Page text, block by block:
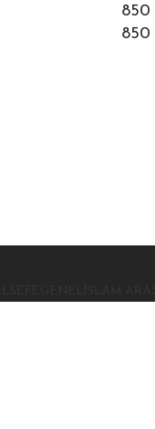
850
850